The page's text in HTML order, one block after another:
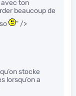
avec ton
beaucoup de
" />
stocke
lorsqu’on a